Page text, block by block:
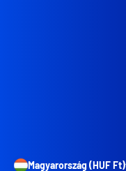
Magyarország (HUF Ft)